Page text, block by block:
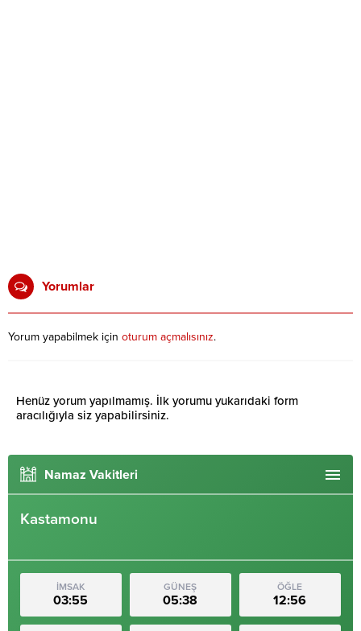
Yorumlar
Yorum yapabilmek için oturum açmalısınız.
Henüz yorum yapılmamış. İlk yorumu yukarıdaki form
aracılığıyla siz yapabilirsiniz.
Namaz Vakitleri
Kastamonu
İMSAK
03:55
GÜNEŞ
05:38
ÖĞLE
12:56